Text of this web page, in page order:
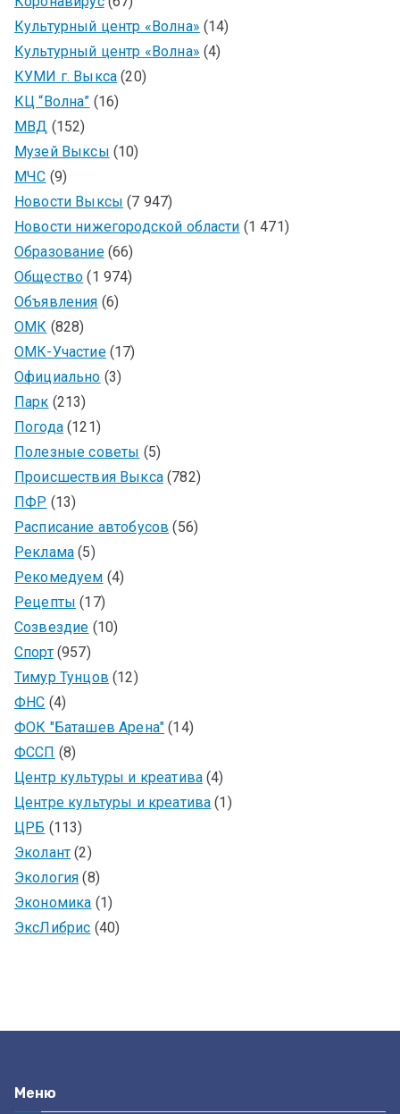
Культурный центр «Волна» (14)
Культурный центр «Волна» (4)
КУМИ г. Выкса (20)
КЦ “Волна” (16)
МВД (152)
Музей Выксы (10)
МЧС (9)
Новости Выксы (7 947)
Новости нижегородской области (1 471)
Образование(66)
Общество (1 974)
Объявления (6)
ОМК (828)
ОМК-Участие(17)
Официально (3)
Парк (213)
Погода(121)
Полезные советы (5)
Происшествия Выкса(782)
ПФР (13)
Расписание автобусов (56)
Реклама (5)
Рекомедуем (4)
Рецепты (17)
Созвездие (10)
Спорт(957)
Тимур Тунцов (12)
ФНС (4)
ФОК "Баташев Арена" (14)
ФССП (8)
Центр культуры и креатива (4)
Центре культуры и креатива (1)
ЦРБ (113)
Эколант (2)
Экология (8)
Экономика (1)
ЭксЛибрис (40)
Меню